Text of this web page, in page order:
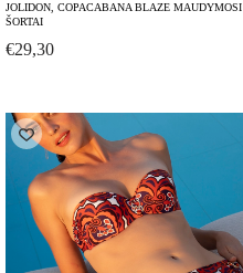
JOLIDON, COPACABANA BLAZE MAUDYMOSI
ŠORTAI
€29,30